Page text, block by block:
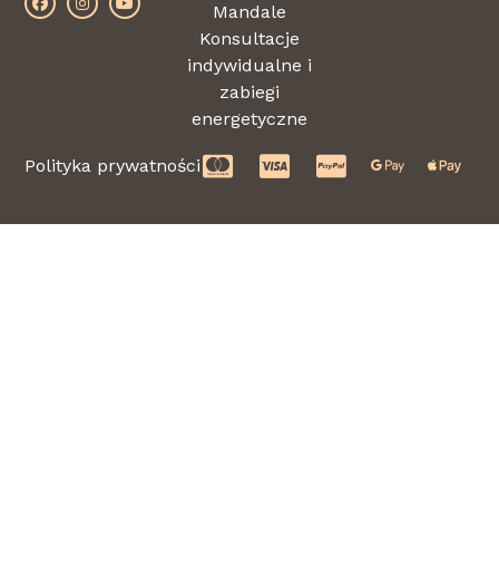
Mandale
Konsultacje
indywidualne i
zabiegi
energetyczne
Polityka prywatności